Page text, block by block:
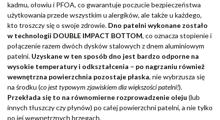
kadmu, ołowiu i PFOA, co gwarantuje poczucie bezpieczeństwa
użytkowania przede wszystkim u alergików, ale także u każdego,
kto troszczy się o swoje zdrowie. Dno patelni wykonane zostało
w technologii DOUBLE IMPACT BOTTOM, co oznacza stopienie i
połączenie razem dwóch dysków stalowych z dnem aluminiowym
patelni. Uzyskane w ten sposób dno jest bardzo odporne na
wysokie temperatury i odkształcenia – po nagrzaniu również
wewnętrzna powierzchnia pozostaje płaska, nie wybrzusza się
na środku (co jest typowym zjawiskiem dla większości patelni!).
Przekłada się to na równomierne rozprowadzenie oleju (lub
innych tłuszczy czy płynów) po całej powierzchni patelni, a nie tylko
po jej wewnętrznych brzegach.